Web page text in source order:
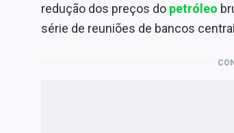
redução dos preços do petróleo
série de reuniões de bancos